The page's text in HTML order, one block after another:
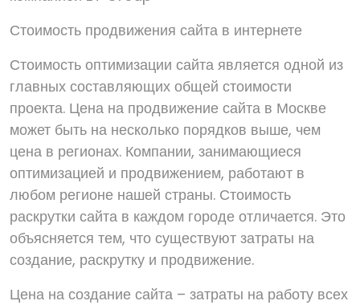
Стоимость продвижения сайта в интернете
Стоимость оптимизации сайта является одной из
главных составляющих общей стоимости
проекта. Цена на продвижение сайта в Москве
может быть на несколько порядков выше, чем
цена в регионах. Компании, занимающиеся
оптимизацией и продвижением, работают в
любом регионе нашей страны. Стоимость
раскрутки сайта в каждом городе отличается. Это
объясняется тем, что существуют затраты на
создание, раскрутку и продвижение.
Цена на создание сайта – затраты на работу всех